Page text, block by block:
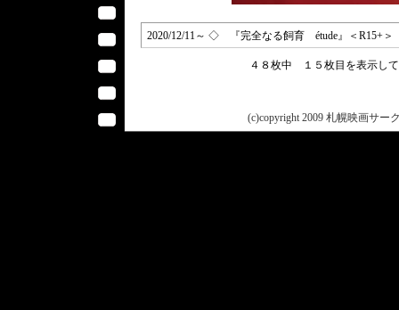
2020/12/11～ ◇ 『完全なる飼育 étude』＜R15+＞
４８枚中 １５枚目を表示し
(c)copyright 2009 札幌映画サー